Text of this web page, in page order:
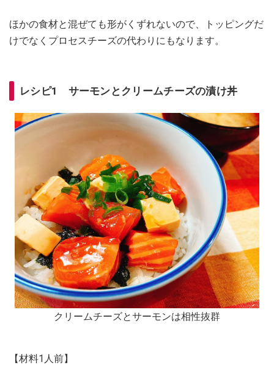
ほかの食材と混ぜても形がくずれないので、トッピングだ
けでなくプロセスチーズの代わりにもなります。
レシピ1 サーモンとクリームチーズの漬け丼
クリームチーズとサーモンは相性抜群
【材料1人前】